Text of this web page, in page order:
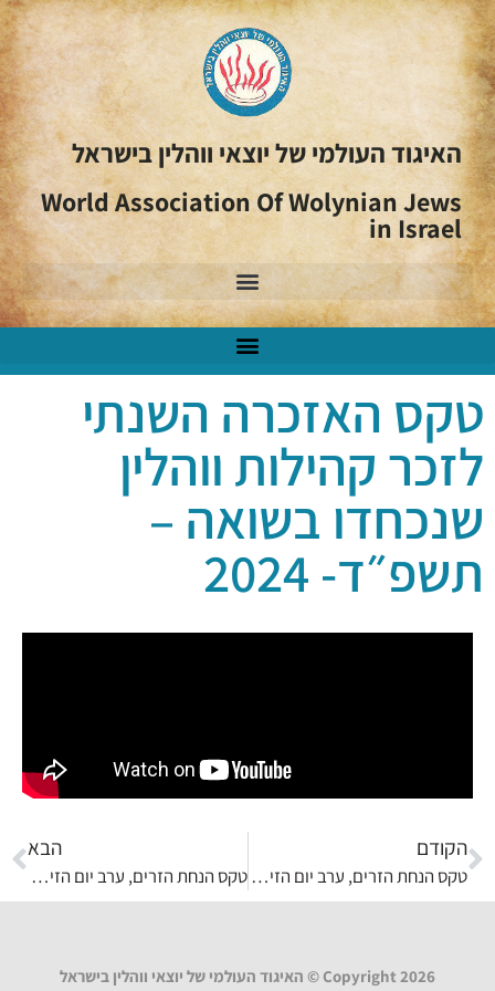
האיגוד העולמי של יוצאי ווהלין בישראל
World Association Of Wolynian Jews
in Israel
טקס האזכרה השנתי
לזכר קהילות ווהלין
שנכחדו בשואה –
תשפ״ד- 2024
הקודם
טקס הנחת הזרים, ערב יום הזיכרון לשואה ולגבורה תשפ"ד – מאי 2024
הבא
טקס הנחת הזרים, ערב יום הזיכרון לשואה ולגבורה תשפ"ה – אפריל 2025
Copyright 2026 © האיגוד העולמי של יוצאי ווהלין בישראל